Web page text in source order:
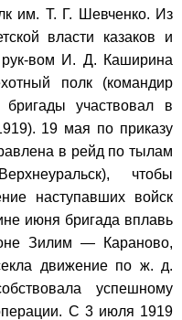
им. Т. Г. Шевченко. Из
власти казаков и
вом И. Д. Каширина
полк (командир
участвовал в
19 мая по приказу
в рейд по тылам
чтобы
наступавших войск
июня бригада вплавь
Зилим — Караново,
движение по ж. д.
успешному
С 3 июля 1919